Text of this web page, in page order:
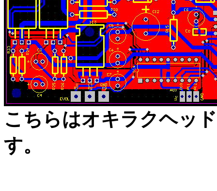
こちらはオキラクヘッ
す。